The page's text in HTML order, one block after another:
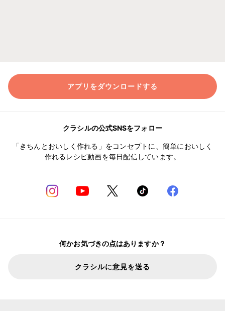
アプリをダウンロードする
クラシルの公式SNSをフォロー
「きちんとおいしく作れる」をコンセプトに、簡単においしく
作れるレシピ動画を毎日配信しています。
何かお気づきの点はありますか？
クラシルに意見を送る